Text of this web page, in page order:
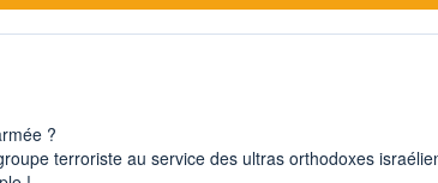
?
terroriste au service des ultras orthodoxes